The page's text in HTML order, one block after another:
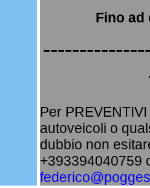
Fino ad
Per
autoveicoli o
dubbio non
+393394040759